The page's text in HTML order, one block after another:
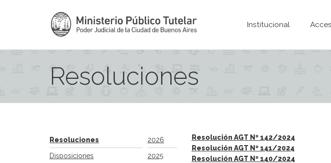
Institucional
Resoluciones
Resoluciones
Disposiciones
2026
2025
Resolución AGT Nº 142/2024
Resolución AGT Nº 141/2024
Resolución AGT Nº 140/2024